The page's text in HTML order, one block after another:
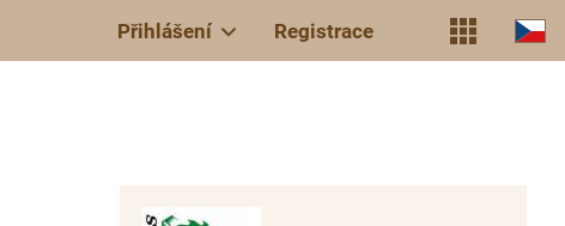
Přihlášení Registrace